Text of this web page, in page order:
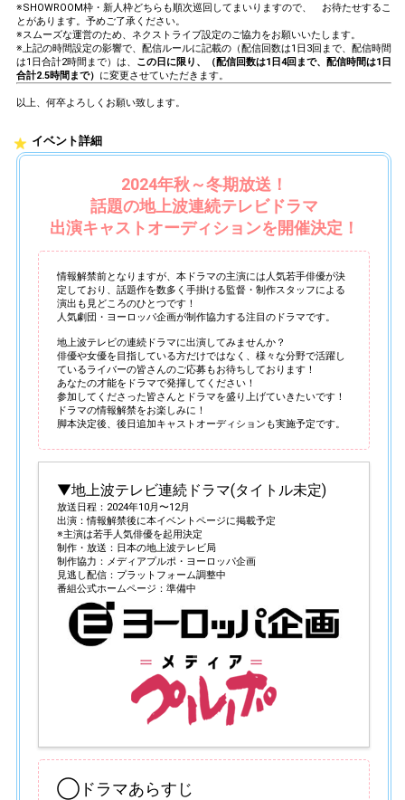
※SHOWROOM枠・新人枠どちらも順次巡回してまいりますので、 お待たせするこ
とがあります。予めご了承ください。
※スムーズな運営のため、ネクストライブ設定のご協力をお願いいたします。
※上記の時間設定の影響で、配信ルールに記載の（配信回数は1日3回まで、配信時間
は1日合計2時間まで）は、 この日に限り、（配信回数は1日4回まで、配信時間は1日
合計2.5時間まで） に変更させていただきます。
以上、何卒よろしくお願い致します。
イベント詳細
2024年秋～冬期放送！
話題の地上波連続テレビドラマ
出演キャストオーディションを開催決定！
情報解禁前となりますが、本ドラマの主演には人気若手俳優が決
定しており、話題作を数多く手掛ける監督・制作スタッフによる
演出も見どころのひとつです！
人気劇団・ヨーロッパ企画が制作協力する注目のドラマです。
地上波テレビの連続ドラマに出演してみませんか？
俳優や女優を目指している方だけではなく、様々な分野で活躍し
ているライバーの皆さんのご応募もお待ちしております！
あなたの才能をドラマで発揮してください！
参加してくださった皆さんとドラマを盛り上げていきたいです！
ドラマの情報解禁をお楽しみに！
脚本決定後、後日追加キャストオーディションも実施予定です。
▼地上波テレビ連続ドラマ(タイトル未定)
放送日程：2024年10月〜12月
出演：情報解禁後に本イベントページに掲載予定
※主演は若手人気俳優を起用決定
制作・放送：日本の地上波テレビ局
制作協力：メディアプルポ・ヨーロッパ企画
見逃し配信：プラットフォーム調整中
番組公式ホームページ：準備中
◯ドラマあらすじ